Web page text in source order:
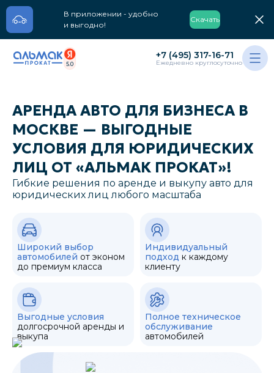
В приложении - удобно
и выгодно!
Скачать
5.0
+7 (495) 317-16-71
Ежедневно круглосуточно
АРЕНДА АВТО ДЛЯ БИЗНЕСА В
МОСКВЕ — ВЫГОДНЫЕ
УСЛОВИЯ ДЛЯ ЮРИДИЧЕСКИХ
ЛИЦ ОТ «АЛЬМАК ПРОКАТ»!
Гибкие решения по аренде и выкупу авто для
юридических лиц любого масштаба
Широкий выбор
автомобилей от эконом
до премиум класса
Индивидуальный
подход к каждому
клиенту
Выгодные условия
долгосрочной аренды и
выкупа
Полное техническое
обслуживание
автомобилей